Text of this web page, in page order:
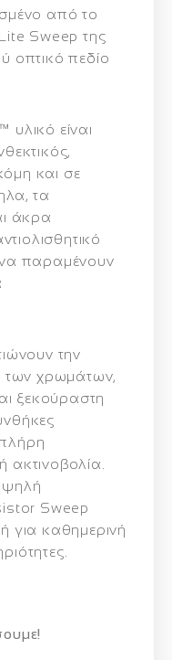
από το
Sweep της
οπτικό πεδίο
υλικό είναι
και σε
τα
άκρα
παραμένουν
την
των χρωμάτων,
ξεκούραστη
Sweep
για καθημερινή